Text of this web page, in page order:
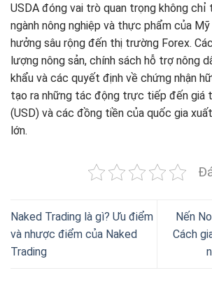
USDA đóng vai trò quan trọng không chỉ
ngành nông nghiệp và thực phẩm của
hưởng sâu rộng đến thị trường Forex.
lượng nông sản, chính sách hỗ trợ nông
khẩu và các quyết định về chứng nhận
tạo ra những tác động trực tiếp đến giá
(USD) và các đồng tiền của quốc gia
lớn.
Naked Trading là gì? Ưu điểm
và nhược điểm của Naked
Trading
Nến
Cách